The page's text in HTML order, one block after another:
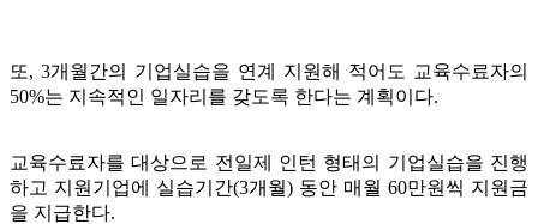
또, 3개월간의 기업실습을 연계 지원해 적어도 교육수료자의
50%는 지속적인 일자리를 갖도록 한다는 계획이다.
교육수료자를 대상으로 전일제 인턴 형태의 기업실습을 진행
하고 지원기업에 실습기간(3개월) 동안 매월 60만원씩 지원금
을 지급한다.